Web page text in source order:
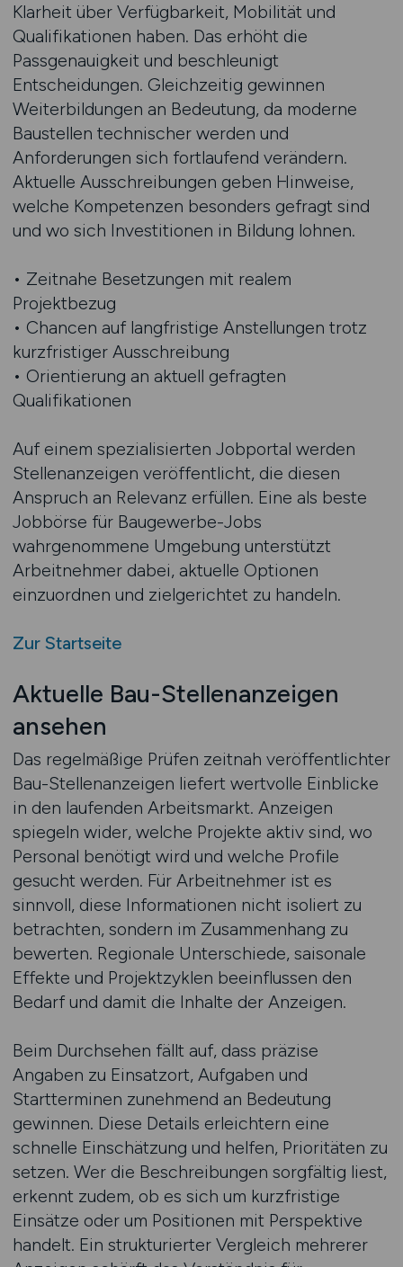
Klarheit über Verfügbarkeit, Mobilität und
Qualifikationen haben. Das erhöht die
Passgenauigkeit und beschleunigt
Entscheidungen. Gleichzeitig gewinnen
Weiterbildungen an Bedeutung, da moderne
Baustellen technischer werden und
Anforderungen sich fortlaufend verändern.
Aktuelle Ausschreibungen geben Hinweise,
welche Kompetenzen besonders gefragt sind
und wo sich Investitionen in Bildung lohnen.
• Zeitnahe Besetzungen mit realem
Projektbezug
• Chancen auf langfristige Anstellungen trotz
kurzfristiger Ausschreibung
• Orientierung an aktuell gefragten
Qualifikationen
Auf einem spezialisierten Jobportal werden
Stellenanzeigen veröffentlicht, die diesen
Anspruch an Relevanz erfüllen. Eine als beste
Jobbörse für Baugewerbe-Jobs
wahrgenommene Umgebung unterstützt
Arbeitnehmer dabei, aktuelle Optionen
einzuordnen und zielgerichtet zu handeln.
Zur Startseite
Aktuelle Bau-Stellenanzeigen
ansehen
Das regelmäßige Prüfen zeitnah veröffentlichter
Bau-Stellenanzeigen liefert wertvolle Einblicke
in den laufenden Arbeitsmarkt. Anzeigen
spiegeln wider, welche Projekte aktiv sind, wo
Personal benötigt wird und welche Profile
gesucht werden. Für Arbeitnehmer ist es
sinnvoll, diese Informationen nicht isoliert zu
betrachten, sondern im Zusammenhang zu
bewerten. Regionale Unterschiede, saisonale
Effekte und Projektzyklen beeinflussen den
Bedarf und damit die Inhalte der Anzeigen.
Beim Durchsehen fällt auf, dass präzise
Angaben zu Einsatzort, Aufgaben und
Startterminen zunehmend an Bedeutung
gewinnen. Diese Details erleichtern eine
schnelle Einschätzung und helfen, Prioritäten zu
setzen. Wer die Beschreibungen sorgfältig liest,
erkennt zudem, ob es sich um kurzfristige
Einsätze oder um Positionen mit Perspektive
handelt. Ein strukturierter Vergleich mehrerer